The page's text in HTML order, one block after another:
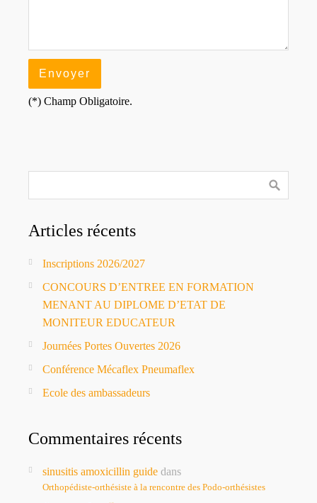
(*) Champ Obligatoire.
Articles récents
Inscriptions 2026/2027
CONCOURS D’ENTREE EN FORMATION
MENANT AU DIPLOME D’ETAT DE
MONITEUR EDUCATEUR
Journées Portes Ouvertes 2026
Conférence Mécaflex Pneumaflex
Ecole des ambassadeurs
Commentaires récents
sinusitis amoxicillin guide dans
Orthopédiste-orthésiste à la rencontre des Podo-orthésistes